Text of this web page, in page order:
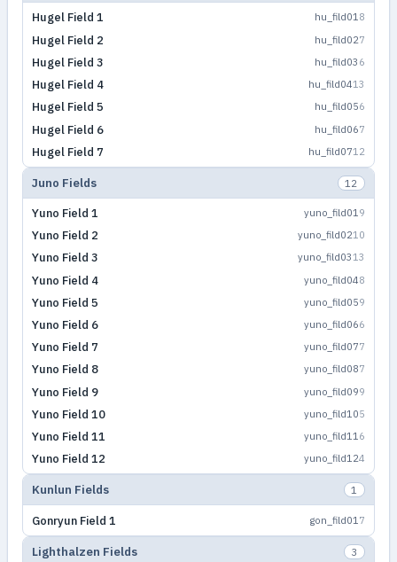
Hugel Field 1 hu_fild018
Hugel Field 2 hu_fild027
Hugel Field 3 hu_fild03 6
Hugel Field 4 hu_fild0413
Hugel Field 5 hu_fild056
Hugel Field 6 hu_fild067
Hugel Field 7 hu_fild0712
Juno Fields 12
Yuno Field 1 yuno_fild019
Yuno Field 2 yuno_fild0210
Yuno Field 3 yuno_fild03 13
Yuno Field 4 yuno_fild048
Yuno Field 5 yuno_fild059
Yuno Field 6 yuno_fild066
Yuno Field 7 yuno_fild077
Yuno Field 8 yuno_fild087
Yuno Field 9 yuno_fild099
Yuno Field 10 yuno_fild105
Yuno Field 11 yuno_fild116
Yuno Field 12 yuno_fild124
Kunlun Fields 1
Gonryun Field 1 gon_fild01 7
Lighthalzen Fields 3